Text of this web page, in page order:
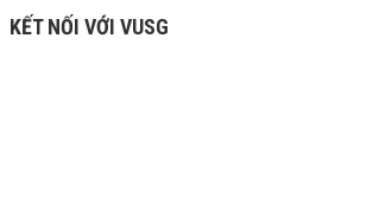
KẾT NỐI VỚI VUSG